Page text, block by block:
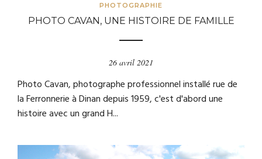
PHOTOGRAPHIE
PHOTO CAVAN, UNE HISTOIRE DE FAMILLE
26 avril 2021
Photo Cavan, photographe professionnel installé rue de
la Ferronnerie à Dinan depuis 1959, c'est d'abord une
histoire avec un grand H...